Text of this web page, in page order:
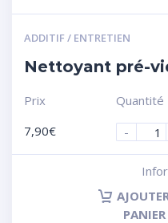
ADDITIF / ENTRETIEN
Nettoyant pré-
Prix
7,90€
Quantité
-
PANIER